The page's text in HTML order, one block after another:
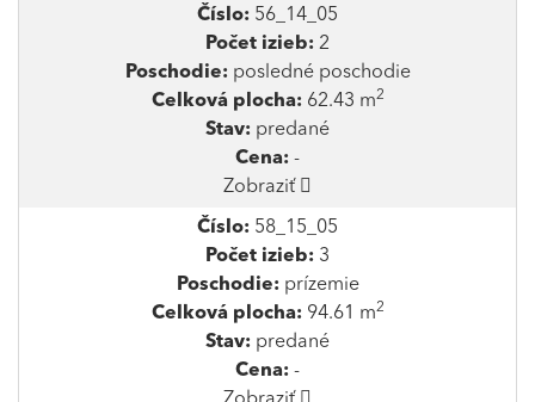
Číslo: 56_14_05
Počet izieb: 2
Poschodie:posledné poschodie
Celková plocha: 62.43 m2
Stav: predané
Cena: -
Zobraziť
Číslo: 58_15_05
Počet izieb: 3
Poschodie:prízemie
Celková plocha: 94.61 m2
Stav: predané
Cena: -